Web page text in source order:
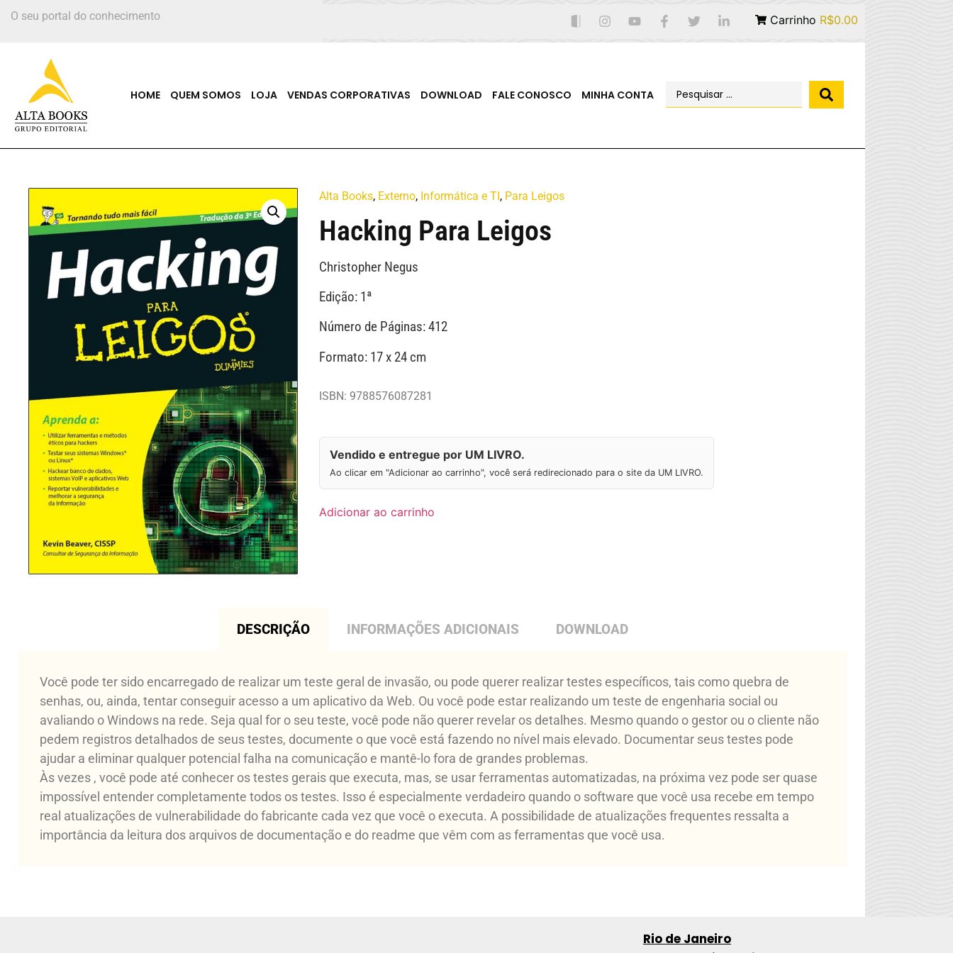
O seu portal do conhecimento Carrinho R$0.00
HOME QUEM SOMOS LOJA VENDAS CORPORATIVAS DOWNLOAD FALE CONOSCO MINHA CONTA
Alta Books, Externo, Informática e TI, Para Leigos
Hacking Para Leigos
Christopher Negus
Edição: 1ª
Número de Páginas: 412
Formato: 17 x 24 cm
ISBN: 9788576087281
Vendido e entregue por UM LIVRO.
Ao clicar em "Adicionar ao carrinho", você será redirecionado para o site da UM LIVRO.
Adicionar ao carrinho
DESCRIÇÃO INFORMAÇÕES ADICIONAIS DOWNLOAD
Você pode ter sido encarregado de realizar um teste geral de invasão, ou pode querer realizar testes específicos, tais como quebra de
senhas, ou, ainda, tentar conseguir acesso a um aplicativo da Web. Ou você pode estar realizando um teste de engenharia social ou
avaliando o Windows na rede. Seja qual for o seu teste, você pode não querer revelar os detalhes. Mesmo quando o gestor ou o cliente não
pedem registros detalhados de seus testes, documente o que você está fazendo no nível mais elevado. Documentar seus testes pode
ajudar a eliminar qualquer potencial falha na comunicação e mantê-lo fora de grandes problemas.
Às vezes , você pode até conhecer os testes gerais que executa, mas, se usar ferramentas automatizadas, na próxima vez pode ser quase
impossível entender completamente todos os testes. Isso é especialmente verdadeiro quando o software que você usa recebe em tempo
real atualizações de vulnerabilidade do fabricante cada vez que você o executa. A possibilidade de atualizações frequentes ressalta a
importância da leitura dos arquivos de documentação e do readme que vêm com as ferramentas que você usa.
Rio de Janeiro